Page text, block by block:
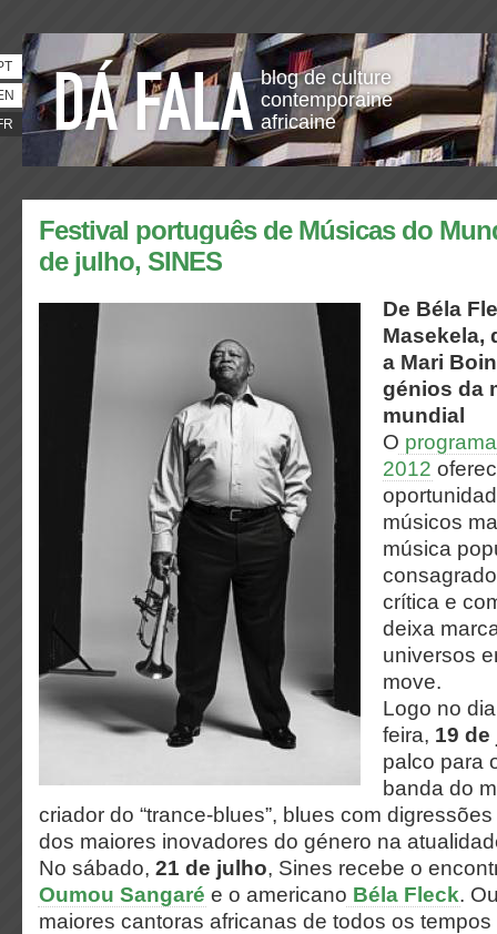
blog de culture
contemporaine
africaine
Festival português de Músicas do
de julho, SINES
De Béla
Masekela,
a Mari
génios da
mundial
O
2012
músicos
música
crítica e
deixa
universos
move.
Logo no
feira, 19
palco para
banda do
criador do “trance-blues”, blues com
dos maiores inovadores do género na
No sábado, 21 de julho, Sines recebe o
Oumou Sangaré e o americano Béla Fleck.
maiores cantoras africanas de todos os